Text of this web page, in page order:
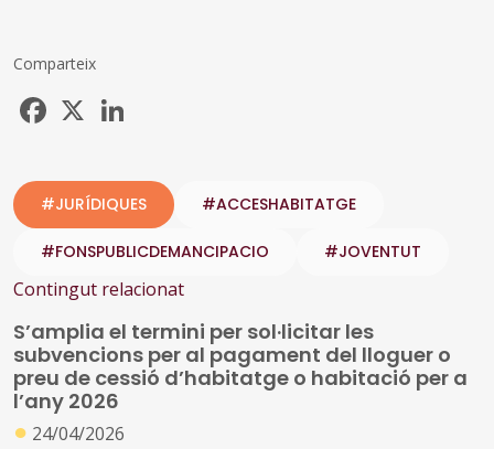
Comparteix
Facebook
#JURÍDIQUES #ACCESHABITATGE
#FONSPUBLICDEMANCIPACIO #JOVENTUT
Contingut relacionat
S’amplia el termini per sol·licitar les
subvencions per al pagament del lloguer o
preu de cessió d’habitatge o habitació per a
l’any 2026
● 24/04/2026